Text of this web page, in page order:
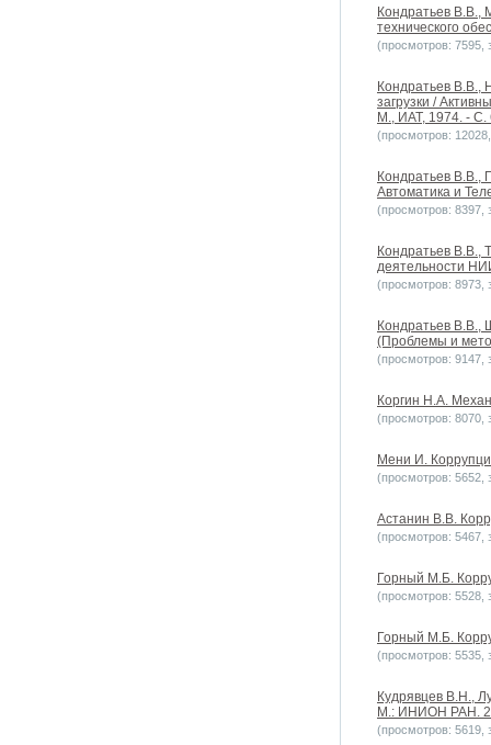
Кондратьев В.В.,
технического
(просмотров: 7595,
Кондратьев В.В.,
загрузки /
М., ИАТ, 1974. - С.
(просмотров:
Кондратьев В.В.,
Автоматика и
(просмотров: 8397,
Кондратьев В.В.,
деятельности
(просмотров: 8973,
Кондратьев В.В.,
(Проблемы и
(просмотров: 9147,
Коргин Н.А.
(просмотров: 8070,
Мени И.
(просмотров: 5652,
Астанин В.В.
(просмотров: 5467,
Горный М.Б.
(просмотров: 5528,
Горный М.Б.
(просмотров: 5535,
Кудрявцев В.Н.,
М.: ИНИОН РАН.
(просмотров: 5619,